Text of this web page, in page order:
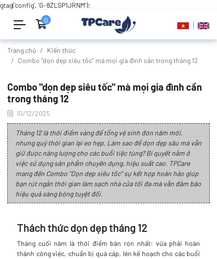
gtag('config', 'G-8ZLSP1JRNM');
0
Trang chủ
Kiến thức
Combo "dọn dẹp siêu tốc" mà mọi gia đình cần trong tháng 12
Combo "dọn dẹp siêu tốc" mà mọi gia đình cần
trong tháng 12
10/12/2025
Tháng 12 là thời điểm vàng để tổng vệ sinh đón năm mới,
nhưng quỹ thời gian lại eo hẹp. Làm sao để dọn dẹp sâu mà vẫn
giữ được năng lượng cho các buổi tiệc tùng? Bí quyết nằm ở
việc sử dụng sản phẩm chuyên dụng, hiệu suất cao. TPCare
mang đến Combo "Dọn dẹp siêu tốc" sự kết hợp hoàn hảo giúp
bạn rút ngắn thời gian làm sạch nhà cửa tối đa mà vẫn đảm bảo
hiệu quả sáng bóng tuyệt đối.
Thách thức dọn dẹp tháng 12
Tháng cuối năm là thời điểm bận rộn nhất: vừa phải hoàn
thành công việc, chuẩn bị quà cáp, lên kế hoạch cho các buổi